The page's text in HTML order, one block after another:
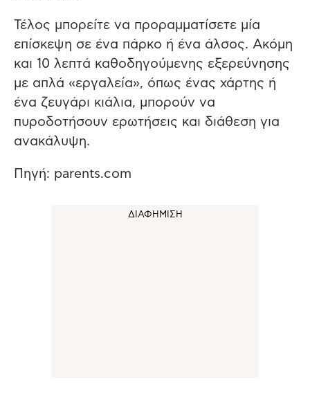
Τέλος μπορείτε να προραμματίσετε μία
επίσκεψη σε ένα πάρκο ή ένα άλσος. Ακόμη
και 10 λεπτά καθοδηγούμενης εξερεύνησης
με απλά «εργαλεία», όπως ένας χάρτης ή
ένα ζευγάρι κιάλια, μπορούν να
πυροδοτήσουν ερωτήσεις και διάθεση για
ανακάλυψη.
Πηγή: parents.com